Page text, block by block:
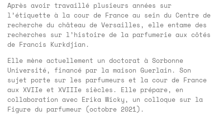
Après avoir travaillé plusieurs années sur
l’étiquette à la cour de France au sein du Centre de
recherche du château de Versailles, elle entame des
recherches sur l’histoire de la parfumerie aux côtés
de Francis Kurkdjian.
Elle mène actuellement un doctorat à Sorbonne
Université, financé par la maison Guerlain. Son
sujet porte sur les parfumeurs et la cour de France
aux XVIIe et XVIIIe siècles. Elle prépare, en
collaboration avec Erika Wicky, un colloque sur la
Figure du parfumeur (octobre 2021).